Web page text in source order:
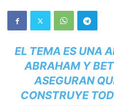
EL TEMA ES UNA
ABRAHAM Y
ASEGURAN
CONSTRUYE